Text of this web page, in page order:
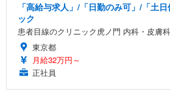
「高給与求人」/「日勤のみ可」/「土
ック
患者目線のクリニック虎ノ門 内科・皮膚科
東京都
月給32万円～
正社員